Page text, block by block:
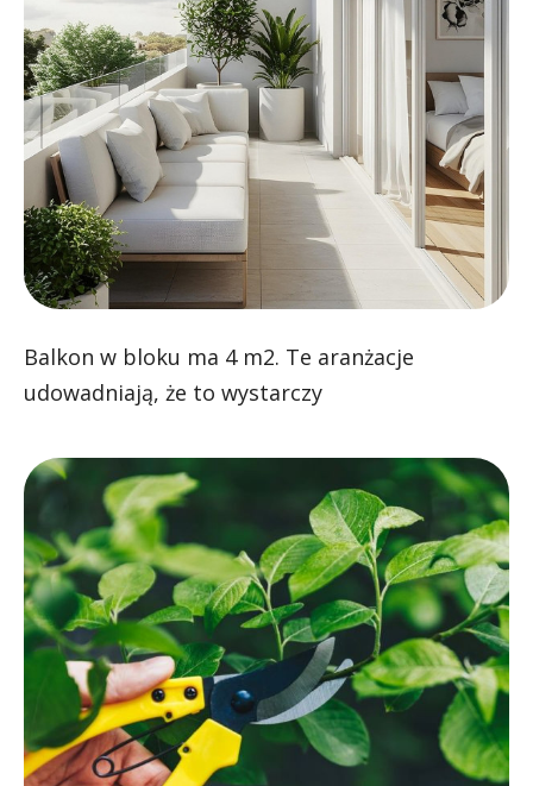
Balkon w bloku ma 4 m2. Te aranżacje
udowadniają, że to wystarczy